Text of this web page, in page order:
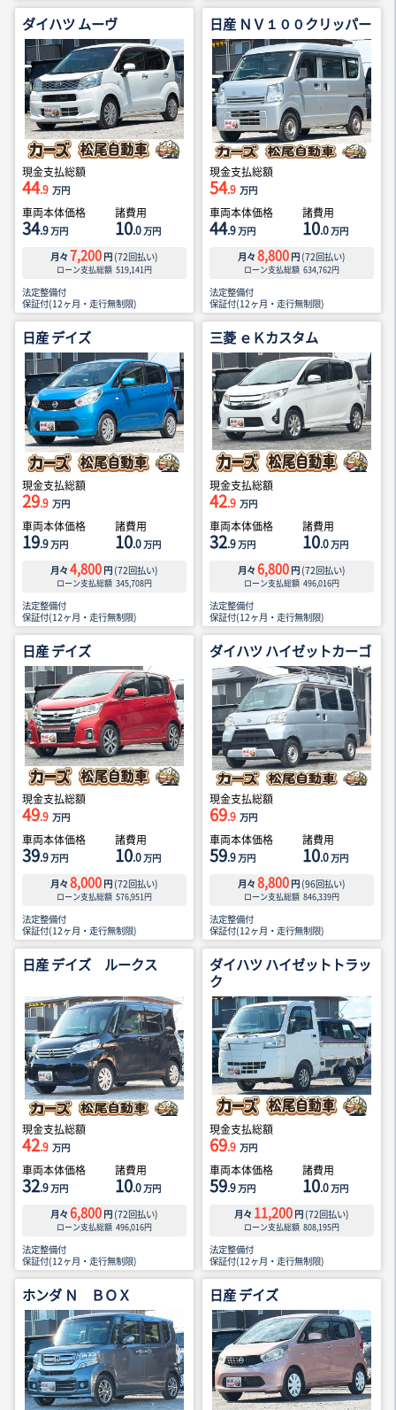
ダイハツ ムーヴ
現金支払総額
44.9 万円
車両本体価格
34.9万円
諸費用
10.0万円
月々 7,200 円 (72回払い)
ローン支払総額 519,141円
法定整備付
保証付(12ヶ月・走行無制限)
日産 ＮＶ１００クリッパー
現金支払総額
54.9 万円
車両本体価格
44.9万円
諸費用
10.0万円
月々 8,800 円 (72回払い)
ローン支払総額 634,762円
法定整備付
保証付(12ヶ月・走行無制限)
日産 デイズ
現金支払総額
29.9 万円
車両本体価格
19.9万円
諸費用
10.0万円
月々 4,800 円 (72回払い)
ローン支払総額 345,708円
法定整備付
保証付(12ヶ月・走行無制限)
三菱 ｅＫカスタム
現金支払総額
42.9 万円
車両本体価格
32.9万円
諸費用
10.0万円
月々 6,800 円 (72回払い)
ローン支払総額 496,016円
法定整備付
保証付(12ヶ月・走行無制限)
日産 デイズ
現金支払総額
49.9 万円
車両本体価格
39.9万円
諸費用
10.0万円
月々 8,000 円 (72回払い)
ローン支払総額 576,951円
法定整備付
保証付(12ヶ月・走行無制限)
ダイハツ ハイゼットカーゴ
現金支払総額
69.9 万円
車両本体価格
59.9万円
諸費用
10.0万円
月々 8,800 円 (96回払い)
ローン支払総額 846,339円
法定整備付
保証付(12ヶ月・走行無制限)
日産 デイズ ルークス
現金支払総額
42.9 万円
車両本体価格
32.9万円
諸費用
10.0万円
月々 6,800 円 (72回払い)
ローン支払総額 496,016円
法定整備付
保証付(12ヶ月・走行無制限)
ダイハツ ハイゼットトラッ
ク
現金支払総額
69.9 万円
車両本体価格
59.9万円
諸費用
10.0万円
月々 11,200 円 (72回払い)
ローン支払総額 808,195円
法定整備付
保証付(12ヶ月・走行無制限)
ホンダ Ｎ ＢＯＸ 日産 デイズ